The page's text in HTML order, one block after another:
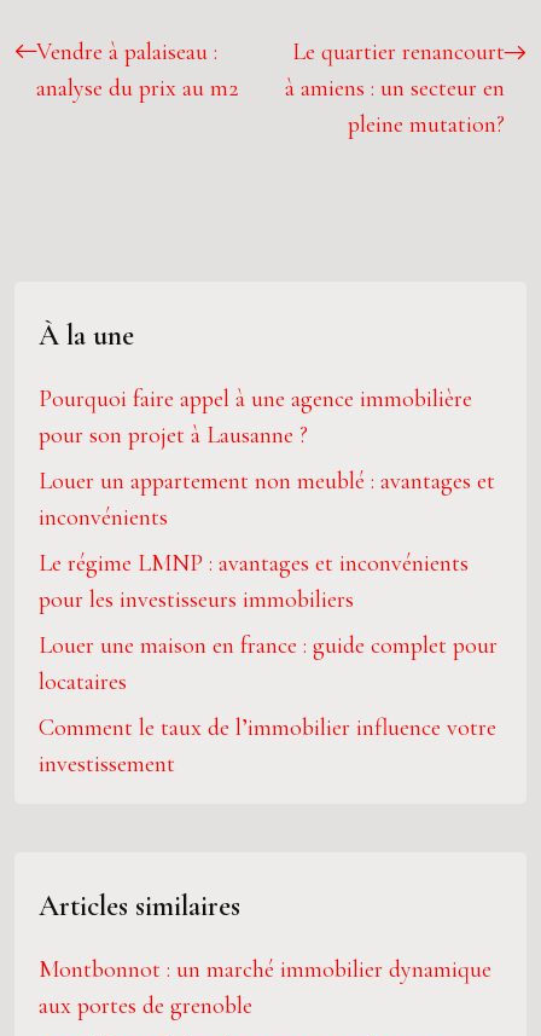
Vendre à palaiseau :
analyse du prix au m2
Le quartier renancourt
à amiens : un secteur en
pleine mutation?
À la une
Pourquoi faire appel à une agence immobilière
pour son projet à Lausanne ?
Louer un appartement non meublé : avantages et
inconvénients
Le régime LMNP : avantages et inconvénients
pour les investisseurs immobiliers
Louer une maison en france : guide complet pour
locataires
Comment le taux de l’immobilier influence votre
investissement
Articles similaires
Montbonnot : un marché immobilier dynamique
aux portes de grenoble